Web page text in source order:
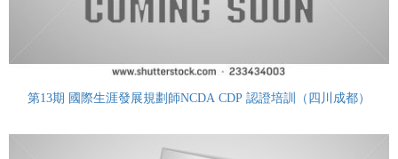
第13期 國際生涯發展規劃師NCDA CDP 認證培訓（四川成都）